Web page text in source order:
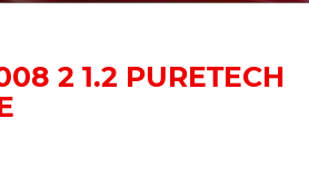
2 1.2 PURETECH